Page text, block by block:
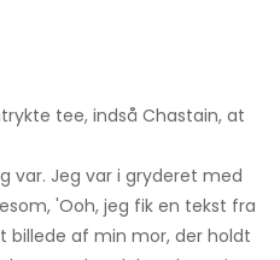
tee, indså Chastain, at
var. Jeg var i gryderet med
'Ooh, jeg fik en tekst fra
billede af min mor, der holdt